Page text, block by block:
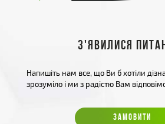
З'явилися
Напишіть нам все, що Ви б хотіли
зрозуміло і ми з радістю Вам
ЗАМОВИТИ